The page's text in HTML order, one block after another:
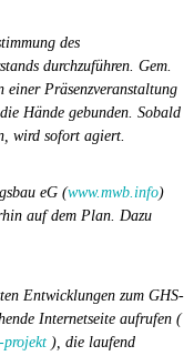
des
durchzuführen. Gem.
einer Präsenzveranstaltung
Hände gebunden. Sobald
wird sofort agiert.
eG (www.mwb.info)
auf dem Plan. Dazu
Entwicklungen zum GHS-
Internetseite aufrufen (
), die laufend